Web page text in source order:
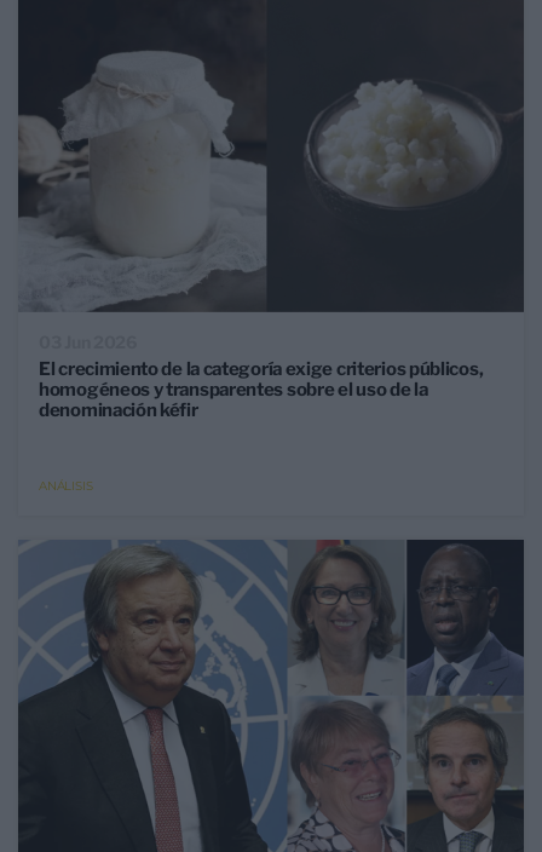
El crecimiento de la categoría exige criterios públicos,
homogéneos y transparentes sobre el uso de la
denominación kéfir
ANÁLISIS